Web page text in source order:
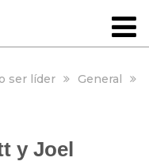
ser líder
General
y Joel